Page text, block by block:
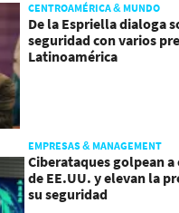
CENTROAMÉRICA & MUNDO
De la Espriella dialoga
seguridad con varios
Latinoamérica
EMPRESAS & MANAGEMENT
Ciberataques golpean a
de EE.UU. y elevan la
su seguridad